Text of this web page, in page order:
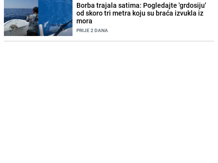
Borba trajala satima: Pogledajte 'grdosiju'
od skoro tri metra koju su braća izvukla iz
mora
PRIJE 2 DANA